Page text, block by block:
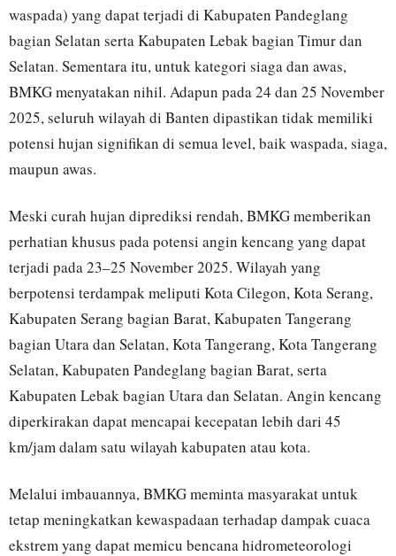
waspada) yang dapat terjadi di Kabupaten Pandeglang
bagian Selatan serta Kabupaten Lebak bagian Timur dan
Selatan. Sementara itu, untuk kategori siaga dan awas,
BMKG menyatakan nihil. Adapun pada 24 dan 25 November
2025, seluruh wilayah di Banten dipastikan tidak memiliki
potensi hujan signifikan di semua level, baik waspada, siaga,
maupun awas.
Meski curah hujan diprediksi rendah, BMKG memberikan
perhatian khusus pada potensi angin kencang yang dapat
terjadi pada 23–25 November 2025. Wilayah yang
berpotensi terdampak meliputi Kota Cilegon, Kota Serang,
Kabupaten Serang bagian Barat, Kabupaten Tangerang
bagian Utara dan Selatan, Kota Tangerang, Kota Tangerang
Selatan, Kabupaten Pandeglang bagian Barat, serta
Kabupaten Lebak bagian Utara dan Selatan. Angin kencang
diperkirakan dapat mencapai kecepatan lebih dari 45
km/jam dalam satu wilayah kabupaten atau kota.
Melalui imbauannya, BMKG meminta masyarakat untuk
tetap meningkatkan kewaspadaan terhadap dampak cuaca
ekstrem yang dapat memicu bencana hidrometeorologi